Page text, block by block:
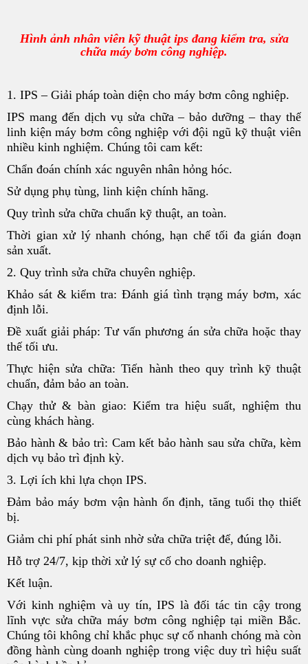
Hình ảnh nhân viên kỹ thuật ips đang kiểm tra, sửa
chữa máy bơm công nghiệp.
1. IPS – Giải pháp toàn diện cho máy bơm công nghiệp.
IPS mang đến dịch vụ sửa chữa – bảo dưỡng – thay thế
linh kiện máy bơm công nghiệp với đội ngũ kỹ thuật viên
nhiều kinh nghiệm. Chúng tôi cam kết:
Chẩn đoán chính xác nguyên nhân hỏng hóc.
Sử dụng phụ tùng, linh kiện chính hãng.
Quy trình sửa chữa chuẩn kỹ thuật, an toàn.
Thời gian xử lý nhanh chóng, hạn chế tối đa gián đoạn
sản xuất.
2. Quy trình sửa chữa chuyên nghiệp.
Khảo sát & kiểm tra: Đánh giá tình trạng máy bơm, xác
định lỗi.
Đề xuất giải pháp: Tư vấn phương án sửa chữa hoặc thay
thế tối ưu.
Thực hiện sửa chữa: Tiến hành theo quy trình kỹ thuật
chuẩn, đảm bảo an toàn.
Chạy thử & bàn giao: Kiểm tra hiệu suất, nghiệm thu
cùng khách hàng.
Bảo hành & bảo trì: Cam kết bảo hành sau sửa chữa, kèm
dịch vụ bảo trì định kỳ.
3. Lợi ích khi lựa chọn IPS.
Đảm bảo máy bơm vận hành ổn định, tăng tuổi thọ thiết
bị.
Giảm chi phí phát sinh nhờ sửa chữa triệt để, đúng lỗi.
Hỗ trợ 24/7, kịp thời xử lý sự cố cho doanh nghiệp.
Kết luận.
Với kinh nghiệm và uy tín, IPS là đối tác tin cậy trong
lĩnh vực sửa chữa máy bơm công nghiệp tại miền Bắc.
Chúng tôi không chỉ khắc phục sự cố nhanh chóng mà còn
đồng hành cùng doanh nghiệp trong việc duy trì hiệu suất